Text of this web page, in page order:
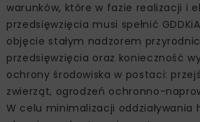
warunków, które w fazie realizacji i
przedsięwzięcia musi spełnić
objęcie stałym nadzorem
przedsięwzięcia oraz konieczność
ochrony środowiska w postaci:
zwierząt, ogrodzeń ochronno-
W celu minimalizacji oddziaływania